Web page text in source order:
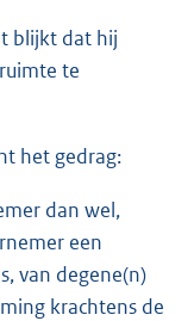
blijkt dat hij
te
het gedrag:
dan wel,
een
van degene(n)
krachtens de